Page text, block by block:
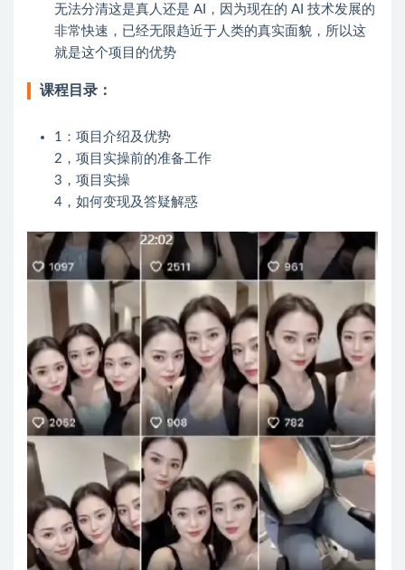
无法分清这是真人还是 AI，因为现在的 AI 技术发展的
非常快速，已经无限趋近于人类的真实面貌，所以这
就是这个项目的优势
课程目录：
1：项目介绍及优势
2，项目实操前的准备工作
3，项目实操
4，如何变现及答疑解惑